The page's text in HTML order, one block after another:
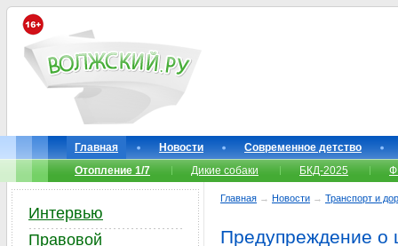
Главная Новости
Современное детство
Отопление 1/7
Дикие собаки БКД-2025
Главная → Новости → Транспорт и
Предупреждение о
Интервью
Правовой